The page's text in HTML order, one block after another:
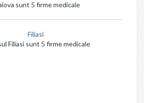
sunt 5 firme medicale
Filiasi
Filiasi sunt 5 firme medicale